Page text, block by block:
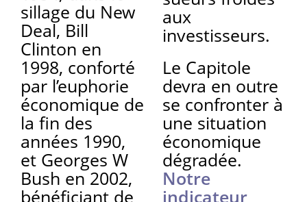
sillage du New
Deal, Bill
Clinton en
1998, conforté
par l’euphorie
économique de
la fin des
années 1990,
et Georges W
Bush en 2002,
bénéficiant de
aux
investisseurs.
Le Capitole
devra en outre
se confronter à
une situation
économique
dégradée.
Notre
indicateur